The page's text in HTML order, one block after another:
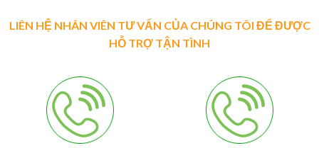
LIÊN HỆ NHÂN VIÊN TƯ VẤN CỦA CHÚNG TÔI ĐỂ ĐƯỢC
HỖ TRỢ TẬN TÌNH